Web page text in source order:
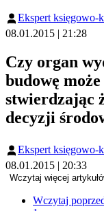
Ekspert księgowo-
08.01.2015 | 21:28
Czy organ
budowę
stwierdzając
decyzji
Ekspert księgowo-
08.01.2015 | 20:33
Wczytaj więcej
Wczytaj